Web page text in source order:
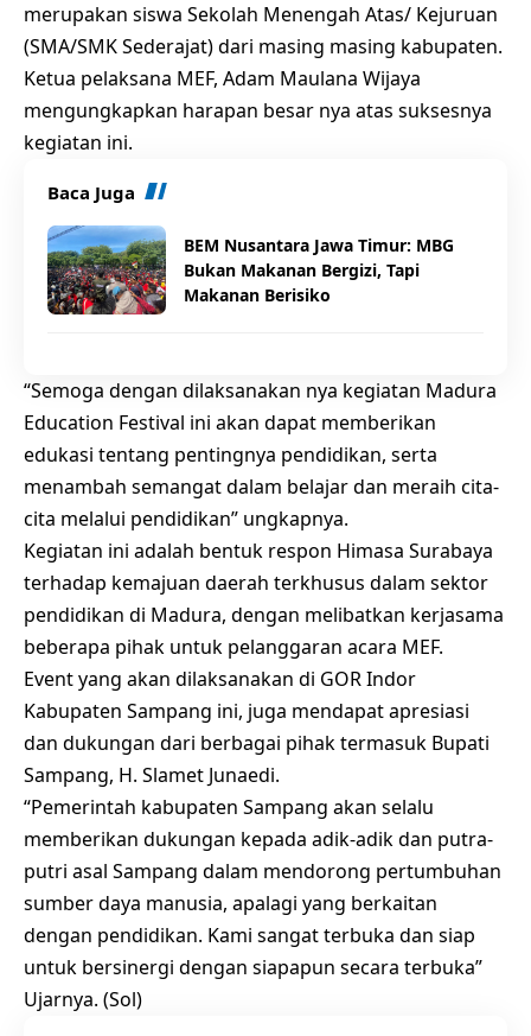
merupakan siswa Sekolah Menengah Atas/ Kejuruan
(SMA/SMK Sederajat) dari masing masing kabupaten.
Ketua pelaksana MEF, Adam Maulana Wijaya
mengungkapkan harapan besar nya atas suksesnya
kegiatan ini.
Baca Juga
BEM Nusantara Jawa Timur: MBG
Bukan Makanan Bergizi, Tapi
Makanan Berisiko
“Semoga dengan dilaksanakan nya kegiatan Madura
Education Festival ini akan dapat memberikan
edukasi tentang pentingnya pendidikan, serta
menambah semangat dalam belajar dan meraih cita-
cita melalui pendidikan” ungkapnya.
Kegiatan ini adalah bentuk respon Himasa Surabaya
terhadap kemajuan daerah terkhusus dalam sektor
pendidikan di Madura, dengan melibatkan kerjasama
beberapa pihak untuk pelanggaran acara MEF.
Event yang akan dilaksanakan di GOR Indor
Kabupaten Sampang ini, juga mendapat apresiasi
dan dukungan dari berbagai pihak termasuk Bupati
Sampang, H. Slamet Junaedi.
“Pemerintah kabupaten Sampang akan selalu
memberikan dukungan kepada adik-adik dan putra-
putri asal Sampang dalam mendorong pertumbuhan
sumber daya manusia, apalagi yang berkaitan
dengan pendidikan. Kami sangat terbuka dan siap
untuk bersinergi dengan siapapun secara terbuka”
Ujarnya. (Sol)